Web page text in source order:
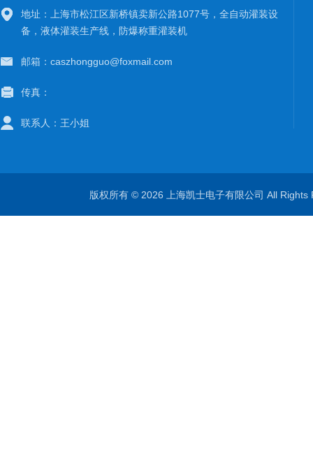
地址：上海市松江区新桥镇卖新公路1077号，全自动灌装设
备，液体灌装生产线，防爆称重灌装机
邮箱：caszhongguo@foxmail.com
传真：
联系人：王小姐
版权所有 © 2026 上海凯士电子有限公司 All